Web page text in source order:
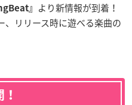
』
より新情報が到着！
、リリース時に遊べる楽曲の